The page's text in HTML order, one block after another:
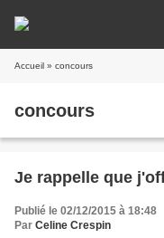
Accueil » concours
concours
Je rappelle que
Publié le 02/12/2015 à 18:48
Par Celine Crespin